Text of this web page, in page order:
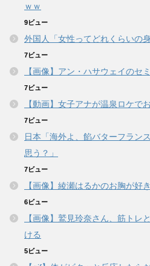
ｗｗ
9ビュー
外国人「女性ってどれくらいの
7ビュー
【画像】アン・ハサウェイのセ
7ビュー
【動画】女子アナが温泉ロケで
7ビュー
日本「海外よ、餡バターフラン
思う？」
7ビュー
【画像】綾瀬はるかのお胸が好
6ビュー
【画像】鷲見玲奈さん、筋トレ
ける
5ビュー